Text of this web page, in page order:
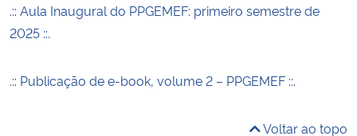
.:: Aula Inaugural do PPGEMEF: primeiro semestre de
2025 ::.
.:: Publicação de e-book, volume 2 – PPGEMEF ::.
Voltar ao topo